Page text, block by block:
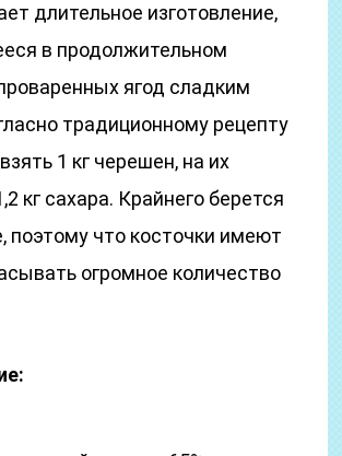
длительное изготовление,
в продолжительном
ягод сладким
традиционному рецепту
1 кг черешен, на их
кг сахара. Крайнего берется
поэтому что косточки имеют
огромное количество